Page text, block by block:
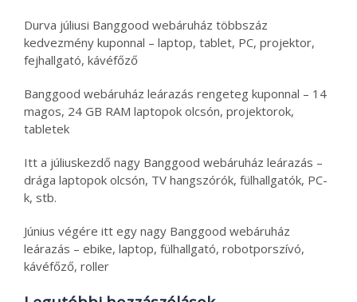
Durva júliusi Banggood webáruház többszáz
kedvezmény kuponnal – laptop, tablet, PC, projektor,
fejhallgató, kávéfőző
Banggood webáruház leárazás rengeteg kuponnal – 14
magos, 24 GB RAM laptopok olcsón, projektorok,
tabletek
Itt a júliuskezdő nagy Banggood webáruház leárazás –
drága laptopok olcsón, TV hangszórók, fülhallgatók, PC-
k, stb.
Június végére itt egy nagy Banggood webáruház
leárazás – ebike, laptop, fülhallgató, robotporszívó,
kávéfőző, roller